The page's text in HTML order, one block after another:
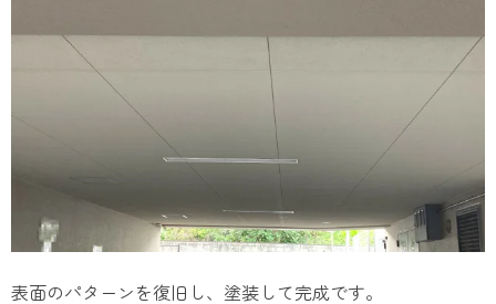
表面のパターンを復旧し、塗装して完成です。